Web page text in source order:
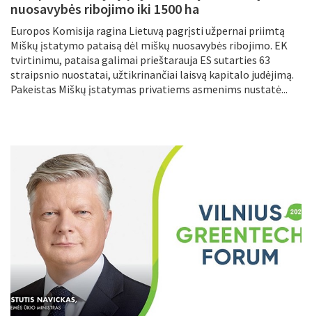
nuosavybės ribojimo iki 1500 ha
Europos Komisija ragina Lietuvą pagrįsti užpernai priimtą
Miškų įstatymo pataisą dėl miškų nuosavybės ribojimo. EK
tvirtinimu, pataisa galimai prieštarauja ES sutarties 63
straipsnio nuostatai, užtikrinančiai laisvą kapitalo judėjimą.
Pakeistas Miškų įstatymas privatiems asmenims nustatė...